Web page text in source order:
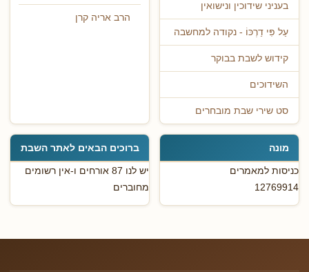
בעניני שידוכין ונישואין
עַל פִּי דַרְכּוֹ - נקודה למחשבה
קידוש לשבת בבוקר
השידוכים
סט שירי שבת מובחרים
הרב אריה קרן
מונה
כניסות למאמרים
12769914
ברוכים הבאים לאתר השבת
יש לנו 87 אורחים ו-אין רשומים
מחוברים